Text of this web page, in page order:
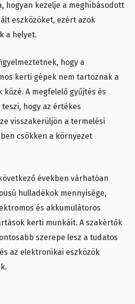
hogyan kezelje a meghibásodott
eszközöket, ezért azok
a helyet.
hogy a
kerti gépek nem tartoznak a
A megfelelő gyűjtés és
hogy az értékes
visszakerüljön a termelési
csökken a környezet
években várhatóan
hulladékok mennyisége,
és akkumulátoros
kerti munkáit. A szakértők
szerepe lesz a tudatos
az elektronikai eszközök